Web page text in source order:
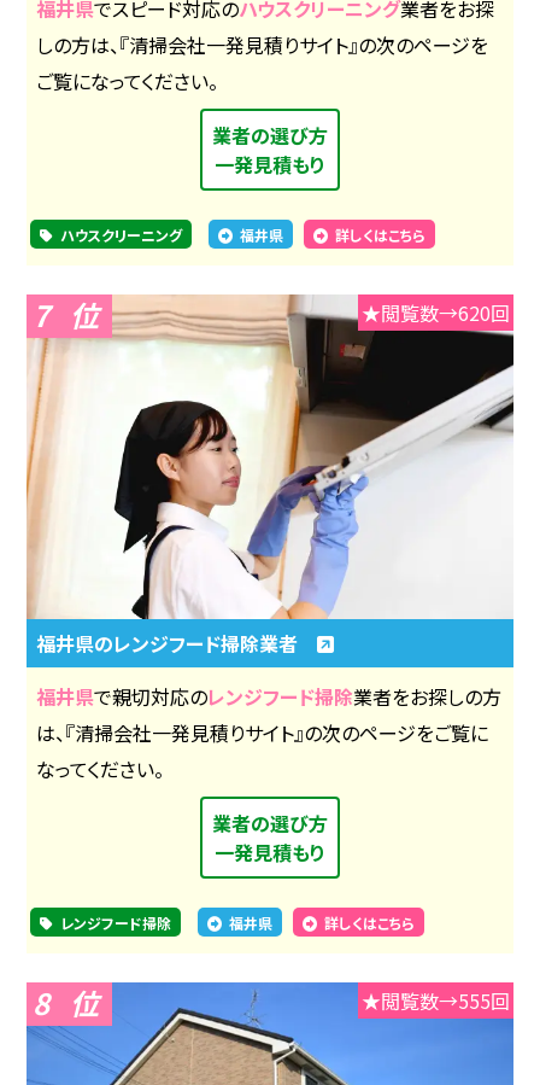
福井県でスピード対応のハウスクリーニング業者をお探
しの方は、『清掃会社一発見積りサイト』の次のページを
ご覧になってください。
業者の選び方
一発見積もり
ハウスクリーニング 福井県 詳しくはこちら
7 ★閲覧数→620回
福井県のレンジフード掃除業者
福井県で親切対応のレンジフード掃除業者をお探しの方
は、『清掃会社一発見積りサイト』の次のページをご覧に
なってください。
業者の選び方
一発見積もり
レンジフード掃除 福井県 詳しくはこちら
8 ★閲覧数→555回